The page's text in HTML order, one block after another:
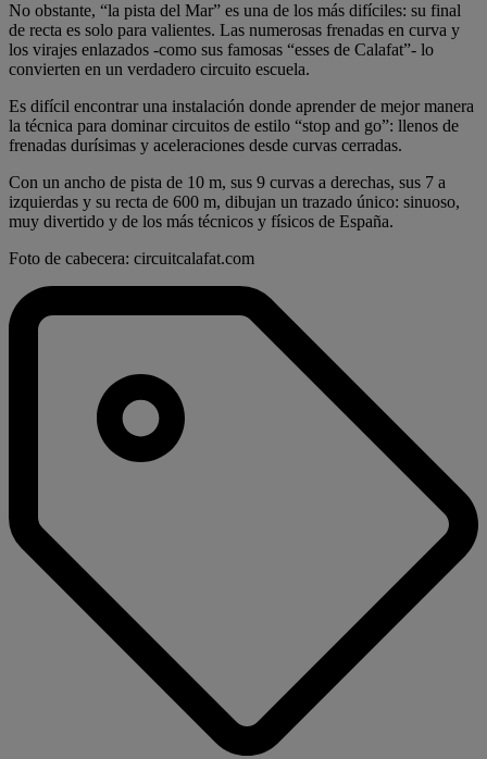
No obstante, “la pista del Mar” es una de los más difíciles: su final
de recta es solo para valientes. Las numerosas frenadas en curva y
los virajes enlazados -como sus famosas “esses de Calafat”- lo
convierten en un verdadero circuito escuela.
Es difícil encontrar una instalación donde aprender de mejor manera
la técnica para dominar circuitos de estilo “stop and go”: llenos de
frenadas durísimas y aceleraciones desde curvas cerradas.
Con un ancho de pista de 10 m, sus 9 curvas a derechas, sus 7 a
izquierdas y su recta de 600 m, dibujan un trazado único: sinuoso,
muy divertido y de los más técnicos y físicos de España.
Foto de cabecera: circuitcalafat.com